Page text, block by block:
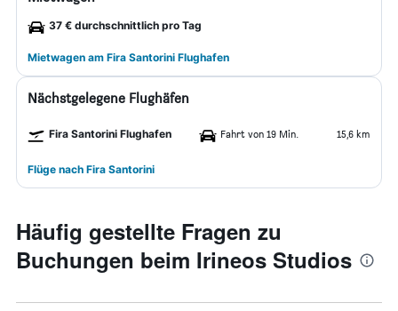
37 € durchschnittlich pro Tag
Mietwagen am Fira Santorini Flughafen
Nächstgelegene Flughäfen
Fira Santorini Flughafen Fahrt von 19 Min. 15,6 km
Flüge nach Fira Santorini
Häufig gestellte Fragen zu
Buchungen beim Irineos Studios